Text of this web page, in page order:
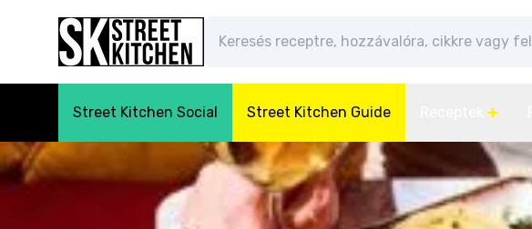
Street Kitchen Social Street Kitchen Guide